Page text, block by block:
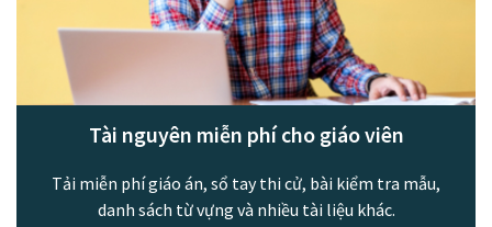
Tài nguyên miễn phí cho giáo viên
Tải miễn phí giáo án, sổ tay thi cử, bài kiểm tra mẫu,
danh sách từ vựng và nhiều tài liệu khác.